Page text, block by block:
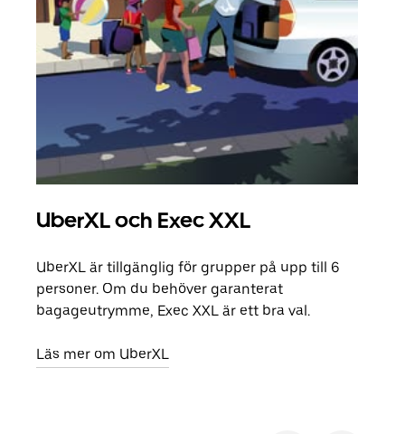
UberXL och Exec XXL
UberXL är tillgänglig för grupper på upp till 6
personer. Om du behöver garanterat
bagageutrymme, Exec XXL är ett bra val.
Läs mer om UberXL